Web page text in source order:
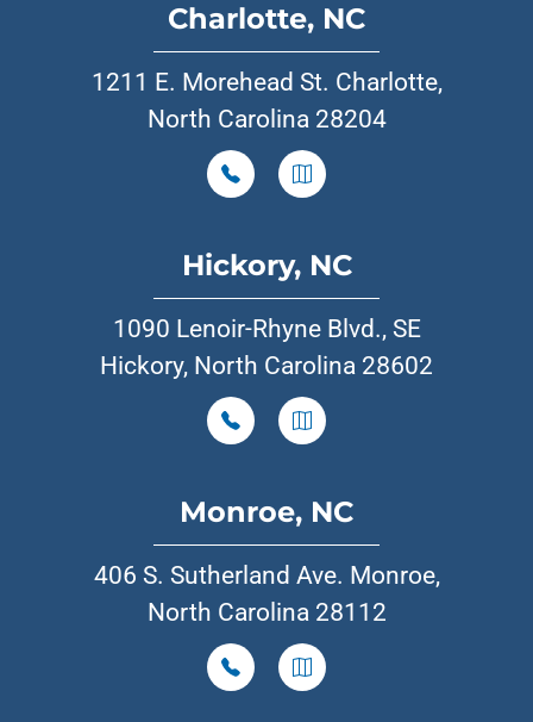
Charlotte, NC
1211 E. Morehead St. Charlotte,
North Carolina 28204
Hickory, NC
1090 Lenoir-Rhyne Blvd., SE
Hickory, North Carolina 28602
Monroe, NC
406 S. Sutherland Ave. Monroe,
North Carolina 28112